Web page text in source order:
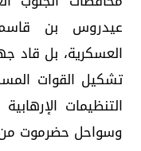
عيدروس بن
العسكرية، بل قاد
تشكيل القوات
التنظيمات
وسواحل حضرموت من